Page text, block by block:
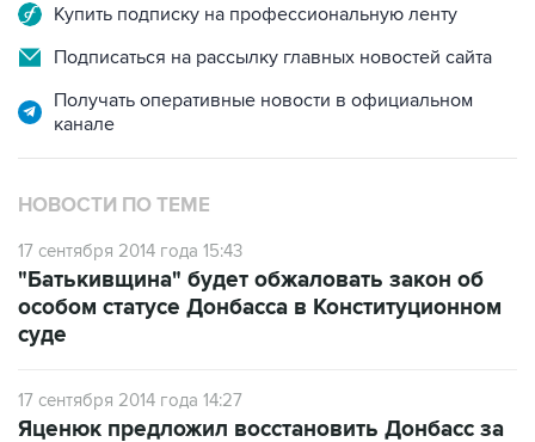
Купить подписку на профессиональную ленту
Подписаться на рассылку главных новостей сайта
Получать оперативные новости в официальном
канале
НОВОСТИ ПО ТЕМЕ
17 сентября 2014 года 15:43
"Батькивщина" будет обжаловать закон об
особом статусе Донбасса в Конституционном
суде
17 сентября 2014 года 14:27
Яценюк предложил восстановить Донбасс за